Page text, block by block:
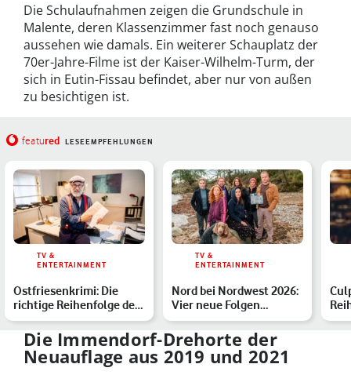
Die Schulaufnahmen zeigen die Grundschule in
Malente, deren Klassenzimmer fast noch genauso
aussehen wie damals. Ein weiterer Schauplatz der
70er-Jahre-Filme ist der Kaiser-Wilhelm-Turm, der
sich in Eutin-Fissau befindet, aber nur von außen
zu besichtigen ist.
featured LESEEMPFEHLUNGEN
TV &
ENTERTAINMENT
Ostfriesenkrimi: Die
richtige Reihenfolge der
Bücher und Filme
TV &
ENTERTAINMENT
Nord bei Nordwest 2026:
Vier neue Folgen
angekündigt – alle Infos
Die Immendorf-Drehorte der
Neuauflage aus 2019 und 2021